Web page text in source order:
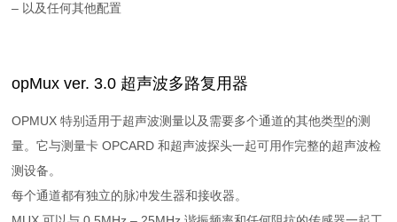
– 以及任何其他配置
opMux ver. 3.0 超声波多路复用器
OPMUX 特别适用于超声波测量以及需要多个通道的其他类型的测
量。它与测量卡 OPCARD 和超声波探头一起可用作完整的超声波检
测设备。
每个通道都有独立的脉冲发生器和接收器。